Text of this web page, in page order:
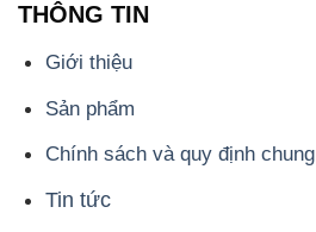
THÔNG TIN
Giới thiệu
Sản phẩm
Chính sách và quy định chung
Tin tức